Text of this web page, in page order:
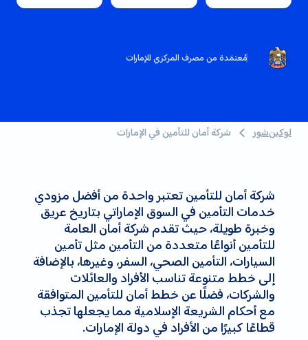
مُعتمَدة من مصرف المركزي للإمارات
لوكين‌شور شركة أمان للتأمين في الإمارات
شركة أمان للتأمين تعتبر واحدة من أفضل مزودي
خدمات التأمين في السوق الإماراتي بتاريخ عريق
وخبرة طويلة، حيث تقدم شركة أمان العامة
للتأمين أنواعًا متعددة من التأمين مثل تأمين
السيارات، التأمين الصحي، السفر، وغيرها، بالإضافة
إلى خطط متنوعة تناسب الأفراد والعائلات
والشركات، فضلًا عن خطط أمان للتأمين المتوافقة
مع أحكام الشريعة الإسلامية مما يجعلها تجذب
قطاعًا كبيرًا من الأفراد في دولة الإمارات.